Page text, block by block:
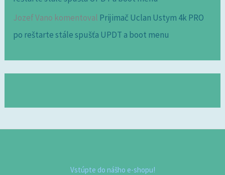
Jozef Vano komentoval Prijimač Uclan Ustym 4k PRO
po reštarte stále spušťa UPDT a boot menu
Vstúpte do nášho e-shopu!